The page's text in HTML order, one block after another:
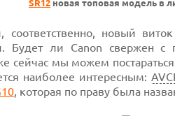
SR12 новая топовая модель в
новый
Будет ли Canon свержен с
сейчас мы можем
наиболее интересным:
, которая по праву была